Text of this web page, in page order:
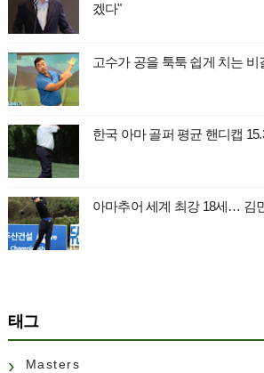
겠다"
고수가 공을 툭툭 쉽게 치는 비
한국 아마 골퍼 평균 핸디캡
아마추어 세계 최강 18세… 김
태그
Masters